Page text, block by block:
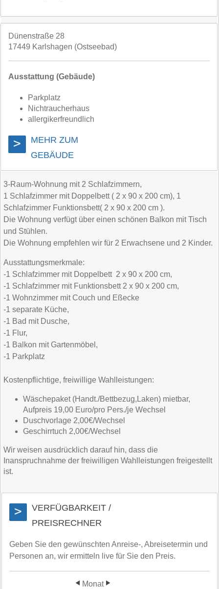
Dünenstraße 28
17449 Karlshagen (Ostseebad)
Ausstattung (Gebäude)
Parkplatz
Nichtraucherhaus
allergikerfreundlich
>
MEHR ZUM
GEBÄUDE
3-Raum-Wohnung mit 2 Schlafzimmern,
1 Schlafzimmer mit Doppelbett ( 2 x 90 x 200 cm), 1
Schlafzimmer Funktionsbett( 2 x 90 x 200 cm ).
Die Wohnung verfügt über einen schönen Balkon mit Tisch
und Stühlen.
Die Wohnung empfehlen wir für 2 Erwachsene und 2 Kinder.
Ausstattungsmerkmale:
-1 Schlafzimmer mit Doppelbett 2 x 90 x 200 cm,
-1 Schlafzimmer mit Funktionsbett 2 x 90 x 200 cm,
-1 Wohnzimmer mit Couch und Eßecke
-1 separate Küche,
-1 Bad mit Dusche,
-1 Flur,
-1 Balkon mit Gartenmöbel,
-1 Parkplatz
Kostenpflichtige, freiwillige Wahlleistungen:
Wäschepaket (Handt./Bettbezug,Laken) mietbar,
Aufpreis 19,00 Euro/pro Pers./je Wechsel
Duschvorlage 2,00€/Wechsel
Geschirrtuch 2,00€/Wechsel
Wir weisen ausdrücklich darauf hin, dass die
Inanspruchnahme der freiwilligen Wahlleistungen freigestellt
ist.
>
VERFÜGBARKEIT /
PREISRECHNER
Geben Sie den gewünschten Anreise-, Abreisetermin und
Personen an, wir ermitteln live für Sie den Preis.
Monat